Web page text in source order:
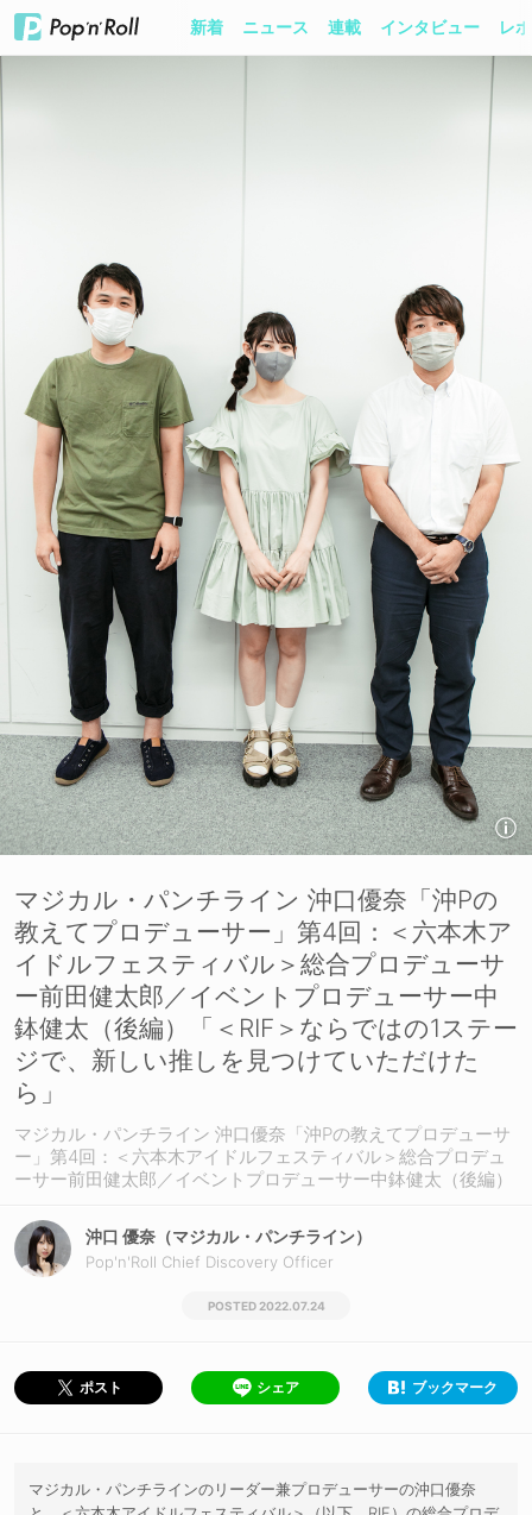
新着 ニュース 連載 インタビュー レ
マジカル・パンチライン 沖口優奈「沖Pの
教えてプロデューサー」第4回：＜六本木ア
イドルフェスティバル＞総合プロデューサ
ー前田健太郎／イベントプロデューサー中
鉢健太（後編）「＜RIF＞ならではの1ステー
ジで、新しい推しを見つけていただけた
ら」
マジカル・パンチライン 沖口優奈「沖Pの教えてプロデューサ
ー」第4回：＜六本木アイドルフェスティバル＞総合プロデュ
ーサー前田健太郎／イベントプロデューサー中鉢健太（後編）
沖口 優奈（マジカル・パンチライン）
Pop'n'Roll Chief Discovery Officer
2022.07.24
ポスト シェア ブックマーク
マジカル・パンチラインのリーダー兼プロデューサーの沖口優奈